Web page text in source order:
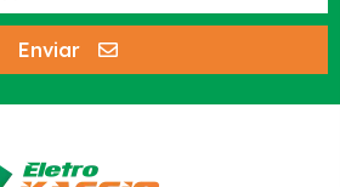
Enviar